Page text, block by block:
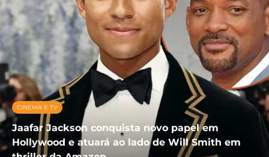
CINEMA E TV
Jaafar Jackson conquista novo papel em
Hollywood e atuará ao lado de Will Smith em